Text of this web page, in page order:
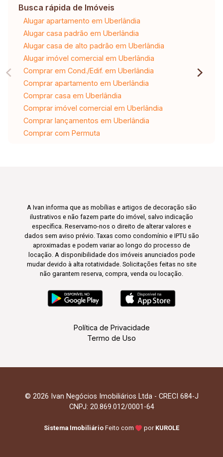
Busca rápida de Imóveis
Alugar apartamento em Uberlândia
Alugar casa padrão em Uberlândia
Alugar casa de alto padrão em Uberlândia
Alugar imóvel comercial em Uberlândia
Comprar em Cond./Edif. em Uberlândia
Comprar apartamento em Uberlândia
Comprar casa em Uberlândia
Comprar imóvel comercial em Uberlândia
Comprar lançamentos em Uberlândia
Comprar com Permuta
A Ivan informa que as mobílias e artigos de decoração são
ilustrativos e não fazem parte do imóvel, salvo indicação
específica. Reservamo-nos o direito de alterar valores e
dados sem aviso prévio. Taxas como condomínio e IPTU são
aproximadas e podem variar ao longo do processo de
locação. A disponibilidade dos imóveis anunciados pode
mudar devido à alta rotatividade. Solicitações feitas no site
não garantem reserva, compra, venda ou locação.
Política de Privacidade
Termo de Uso
© 2026 Ivan Negócios Imobiliários Ltda - CRECI 684-J
CNPJ: 20.869.012/0001-64
Sistema Imobiliário Feito com por KUROLE